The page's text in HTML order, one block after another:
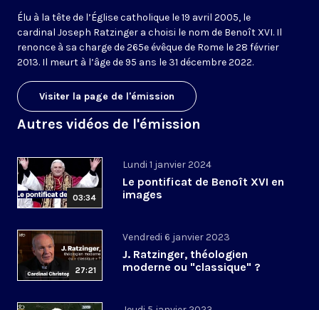
Élu à la tête de l’Église catholique le 19 avril 2005, le
cardinal Joseph Ratzinger a choisi le nom de Benoît XVI. Il
renonce à sa charge de 265e évêque de Rome le 28 février
2013. Il meurt à l’âge de 95 ans le 31 décembre 2022.
Visiter la page de l'émission
Autres vidéos de l'émission
03:34
Lundi 1 janvier 2024
Le pontificat de Benoît XVI en
images
27:21
Vendredi 6 janvier 2023
J. Ratzinger, théologien
moderne ou "classique" ?